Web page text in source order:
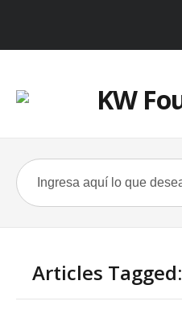
Articles